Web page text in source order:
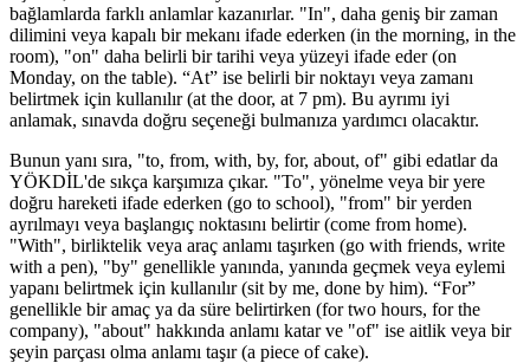
bağlamlarda farklı anlamlar kazanırlar. "In", daha geniş bir zaman
dilimini veya kapalı bir mekanı ifade ederken (in the morning, in the
room), "on" daha belirli bir tarihi veya yüzeyi ifade eder (on
Monday, on the table). “At” ise belirli bir noktayı veya zamanı
belirtmek için kullanılır (at the door, at 7 pm). Bu ayrımı iyi
anlamak, sınavda doğru seçeneği bulmanıza yardımcı olacaktır.
Bunun yanı sıra, "to, from, with, by, for, about, of" gibi edatlar da
YÖKDİL'de sıkça karşımıza çıkar. "To", yönelme veya bir yere
doğru hareketi ifade ederken (go to school), "from" bir yerden
ayrılmayı veya başlangıç noktasını belirtir (come from home).
"With", birliktelik veya araç anlamı taşırken (go with friends, write
with a pen), "by" genellikle yanında, yanında geçmek veya eylemi
yapanı belirtmek için kullanılır (sit by me, done by him). “For”
genellikle bir amaç ya da süre belirtirken (for two hours, for the
company), "about" hakkında anlamı katar ve "of" ise aitlik veya bir
şeyin parçası olma anlamı taşır (a piece of cake).